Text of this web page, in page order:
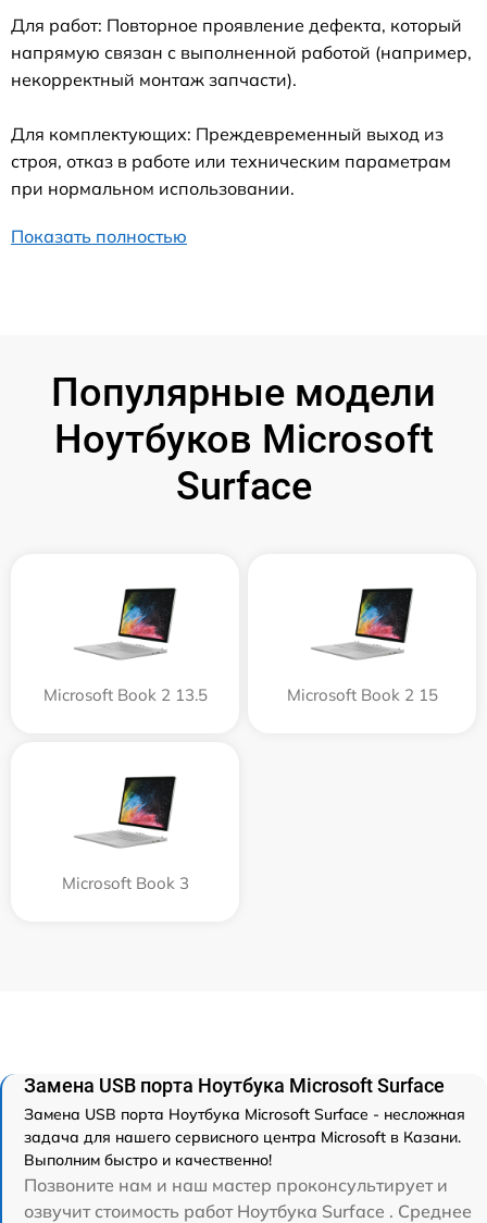
Для работ: Повторное проявление дефекта, который
напрямую связан с выполненной работой (например,
некорректный монтаж запчасти).
Для комплектующих: Преждевременный выход из
строя, отказ в работе или техническим параметрам
при нормальном использовании.
Показать полностью
Популярные модели
Ноутбуков Microsoft
Surface
Microsoft Book 2 13.5 Microsoft Book 2 15
Microsoft Book 3
Замена USB порта Ноутбука Microsoft Surface
Замена USB порта Ноутбука Microsoft Surface - несложная
задача для нашего сервисного центра Microsoft в Казани.
Выполним быстро и качественно!
Позвоните нам и наш мастер проконсультирует и
озвучит стоимость работ Ноутбука Surface . Среднее